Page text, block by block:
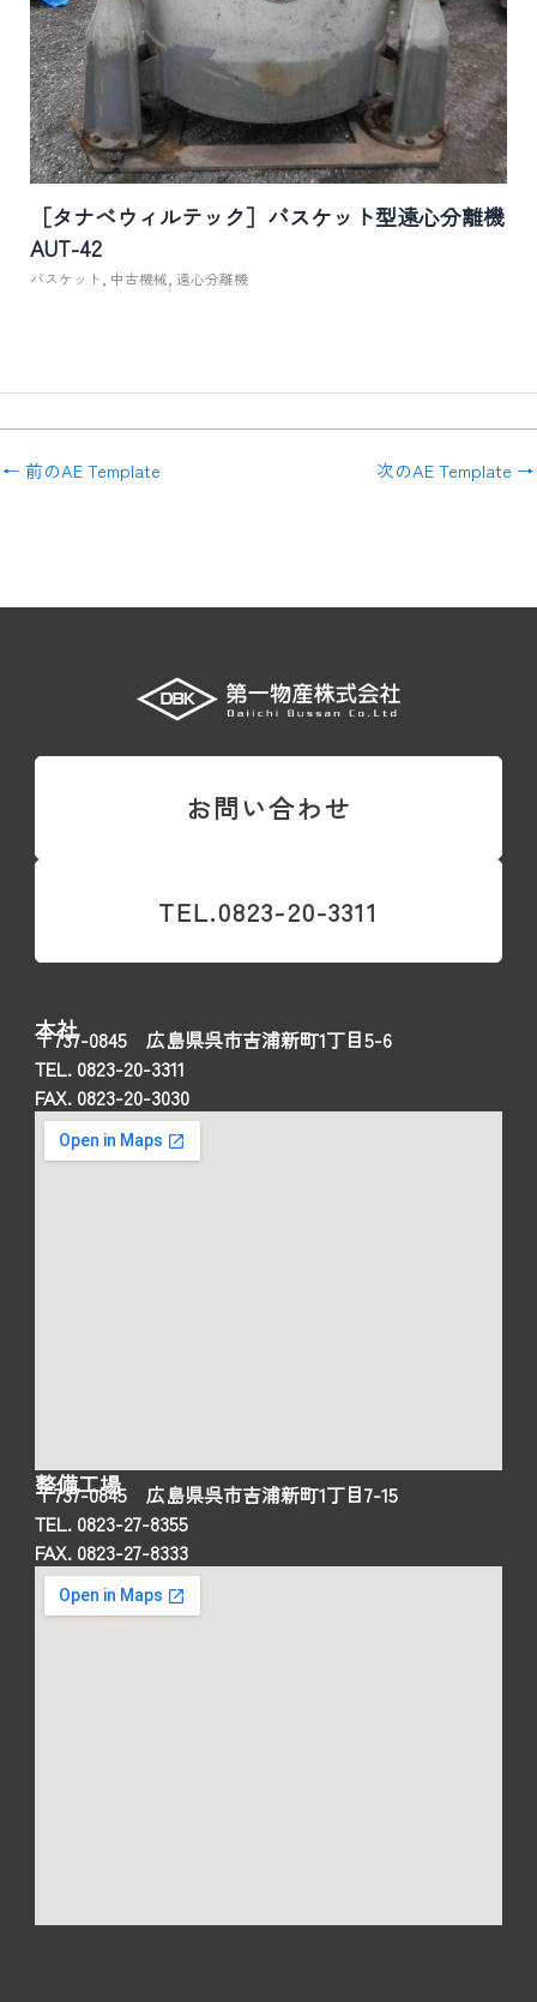
［タナベウィルテック］バスケット型遠心分離機
AUT-42
バスケット 中古機械 遠心分離機
← 前のAE Template 次のAE Template →
お問い合わせ
TEL.0823-20-3311
本社
〒737-0845 広島県呉市吉浦新町1丁目5-6
TEL. 0823-20-3311
FAX. 0823-20-3030
整備工場
〒737-0845 広島県呉市吉浦新町1丁目7-15
TEL. 0823-27-8355
FAX. 0823-27-8333